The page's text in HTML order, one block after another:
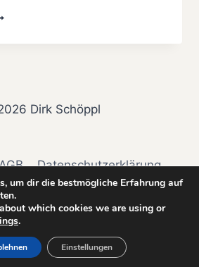
Dirk Schöppl
Datenschutzerklärung
& Widerrufsformular
LinkedIn
um dir die bestmögliche Erfahrung auf
which cookies we are using or
.
Einstellungen